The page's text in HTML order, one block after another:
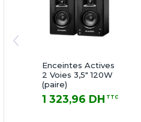
Enceintes Actives
2 Voies 3,5" 120W
(paire)
1 323,96 DH TTC